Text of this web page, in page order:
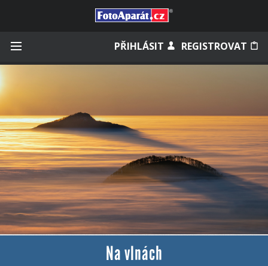
PŘIHLÁSIT REGISTROVAT
Zapomněli jste heslo?
Měli jste účet na starém webu?
Na vlnách